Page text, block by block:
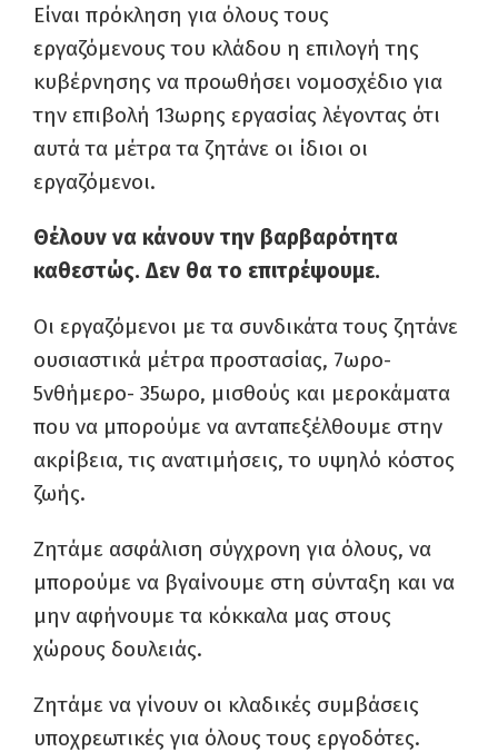
Είναι πρόκληση για όλους τους
εργαζόμενους του κλάδου η επιλογή της
κυβέρνησης να προωθήσει νομοσχέδιο για
την επιβολή 13ωρης εργασίας λέγοντας ότι
αυτά τα μέτρα τα ζητάνε οι ίδιοι οι
εργαζόμενοι.
Θέλουν να κάνουν την βαρβαρότητα
καθεστώς. Δεν θα το επιτρέψουμε.
Οι εργαζόμενοι με τα συνδικάτα τους ζητάνε
ουσιαστικά μέτρα προστασίας, 7ωρο-
5νθήμερο- 35ωρο, μισθούς και μεροκάματα
που να μπορούμε να ανταπεξέλθουμε στην
ακρίβεια, τις ανατιμήσεις, το υψηλό κόστος
ζωής.
Ζητάμε ασφάλιση σύγχρονη για όλους, να
μπορούμε να βγαίνουμε στη σύνταξη και να
μην αφήνουμε τα κόκκαλα μας στους
χώρους δουλειάς.
Ζητάμε να γίνουν οι κλαδικές συμβάσεις
υποχρεωτικές για όλους τους εργοδότες.